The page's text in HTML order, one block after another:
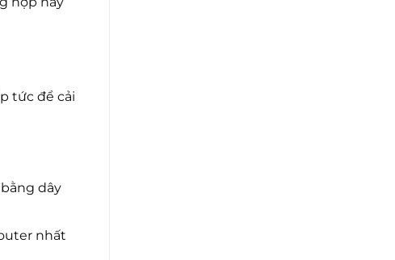
tức để cải
dây
nhất